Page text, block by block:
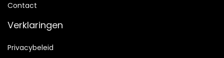
Contact
Verklaringen
Privacybeleid